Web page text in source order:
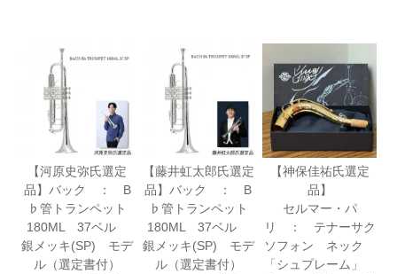
【河原史弥氏選定
品】バック ： B
♭管トランペット
180ML 37ベル
銀メッキ(SP) モデ
ル（選定書付）
【藤井虹太郎氏選定
品】バック ： B
♭管トランペット
180ML 37ベル
銀メッキ(SP) モデ
ル（選定書付）
【神保佳祐氏選定
品】
セルマー・パ
リ ： テナーサク
ソフォン ネック
「シュプレーム」